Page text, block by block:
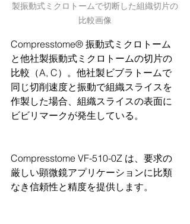
製振動式ミクロトームで切断した組織切片の
比較画像
Compresstome® 振動式ミクロトーム
と他社製振動式ミクロトームの切片の
比較（A, C）。他社製ビブラトームで
同じ切削速度と振動で組織スライスを
作製した場合、組織スライスの表面に
ビビリマークが発生している。
Compresstome VF-510-0Z は、要求の
厳しい顕微鏡アプリケーションに比類
なき信頼性と精度を提供します。